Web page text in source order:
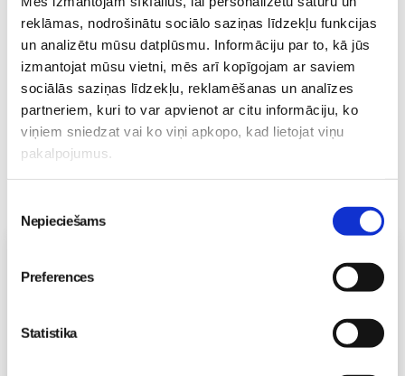
reklāmas, nodrošinātu sociālo saziņas līdzekļu funkcijas
un analizētu mūsu datplūsmu. Informāciju par to, kā jūs
izmantojat mūsu vietni, mēs arī kopīgojam ar saviem
sociālās saziņas līdzekļu, reklamēšanas un analīzes
partneriem, kuri to var apvienot ar citu informāciju, ko
viņiem sniedzat vai ko viņi apkopo, kad lietojat viņu
pakalpojumus.
izvēle
Nepieciešams
Preferences
Statistika
06. Aug 10:24
Grūtnieču masāža, pēcdzemdību masāža, ķermeņa
Ķermeņa masāža